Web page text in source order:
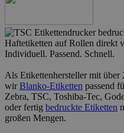
Haftetiketten auf Rollen direkt
Individuell. Passend. Schnell.
Als Etikettenhersteller mit
wirBlanko-Etiketten passend
Zebra, TSC, Toshiba-Tec,
oder fertig bedruckte Etiketten
großen Mengen.